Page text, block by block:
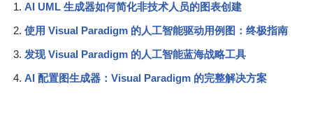
AI UML 生成器如何简化非技术人员的图表创建
使用 Visual Paradigm 的人工智能驱动用例图：终极指南
发现 Visual Paradigm 的人工智能蓝海战略工具
AI 配置图生成器：Visual Paradigm 的完整解决方案